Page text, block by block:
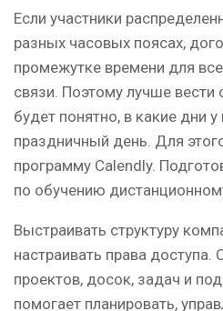
Если участники
разных часовых поясах,
промежутке времени для
связи. Поэтому лучше вести
будет понятно, в какие дни
праздничный день. Для
программу Calendly.
по обучению
Выстраивать структуру
настраивать права
проектов, досок, задач и
помогает планировать,